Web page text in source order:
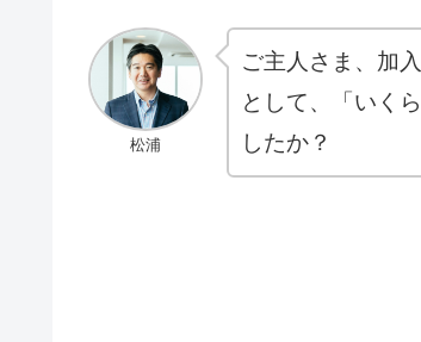
松浦
ご主人さま、加
として、「いく
したか？